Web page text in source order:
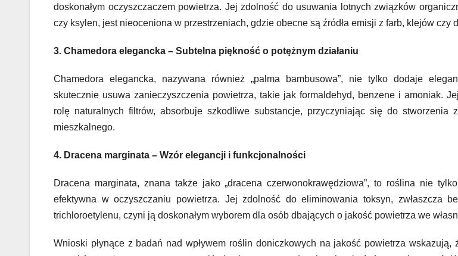
doskonałym oczyszczaczem powietrza. Jej zdolność do usuwania lotnych związków
czy ksylen, jest nieoceniona w przestrzeniach, gdzie obecne są źródła emisji z farb, klejów czy
3. Chamedora elegancka – Subtelna piękność o potężnym działaniu
Chamedora elegancka, nazywana również „palma bambusowa”, nie tylko dodaje
skutecznie usuwa zanieczyszczenia powietrza, takie jak formaldehyd, benzene i amoniak.
rolę naturalnych filtrów, absorbuje szkodliwe substancje, przyczyniając się do stworzenia
mieszkalnego.
4. Dracena marginata – Wzór elegancji i funkcjonalności
Dracena marginata, znana także jako „dracena czerwonokrawędziowa”, to roślina nie
efektywna w oczyszczaniu powietrza. Jej zdolność do eliminowania toksyn, zwłaszcza
trichloroetylenu, czyni ją doskonałym wyborem dla osób dbających o jakość powietrza we
Wnioski płynące z badań nad wpływem roślin doniczkowych na jakość powietrza wskazują,